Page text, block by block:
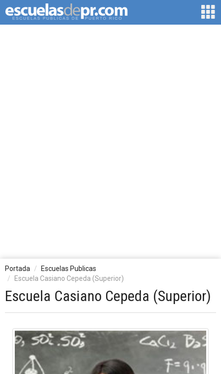
Portada
Escuelas Publicas
Escuela Casiano Cepeda (Superior)
Escuela Casiano Cepeda (Superior)